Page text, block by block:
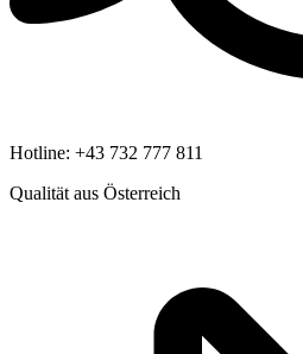
Hotline: +43 732 777 811
Qualität aus Österreich